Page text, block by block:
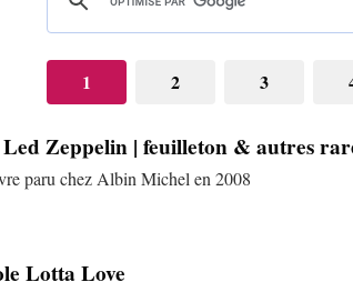
1 2 3
Zeppelin | feuilleton & autres
paru chez Albin Michel en 2008
Lotta Love